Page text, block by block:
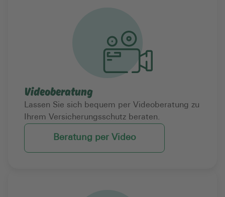
Videoberatung
Lassen Sie sich bequem per Videoberatung zu
Ihrem Versicherungsschutz beraten.
Beratung per Video